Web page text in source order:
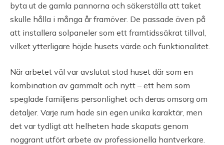
byta ut de gamla pannorna och säkerställa att taket
skulle hålla i många år framöver. De passade även på
att installera solpaneler som ett framtidssäkrat tillval,
vilket ytterligare höjde husets värde och funktionalitet.
När arbetet väl var avslutat stod huset där som en
kombination av gammalt och nytt – ett hem som
speglade familjens personlighet och deras omsorg om
detaljer. Varje rum hade sin egen unika karaktär, men
det var tydligt att helheten hade skapats genom
noggrant utfört arbete av professionella hantverkare.